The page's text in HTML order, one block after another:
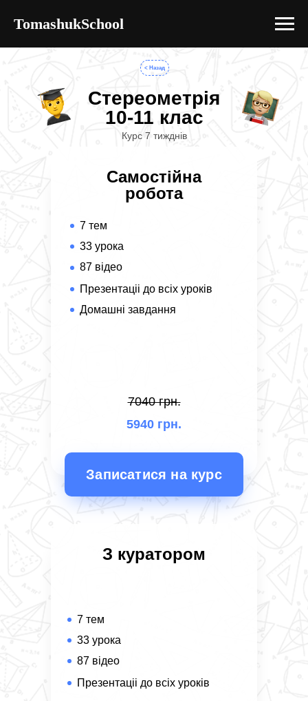
TomashukSchool
Стереометрія
10-11 клас
Самостійна
робота
7040 грн.
5940 грн.
Записатися на курс
7 тем
87 відео
33 урока
Презентаціі до всіх уроків
З куратором
7 тем
87 відео
33 урока
Презентаціі до всіх уроків
< Назад
Домашні завдання
Курс 7 тижднів